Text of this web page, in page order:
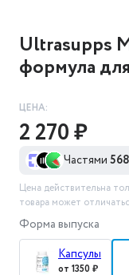
Ultrasupps
формула
ЦЕНА:
2 270 ₽
Частями 568
Цена действительна
товара может
Форма выпуска
Капсулы
от 1350 ₽